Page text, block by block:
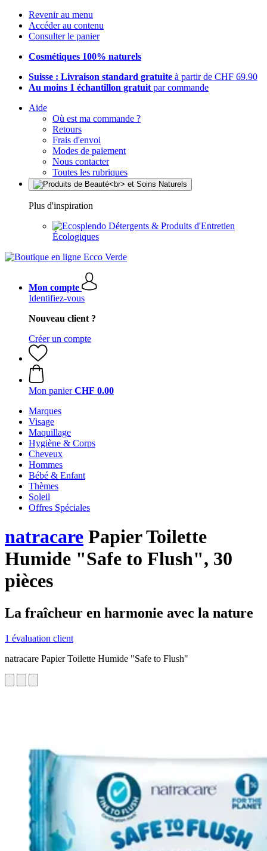
Revenir au menu
Accéder au contenu
Consulter le panier
Cosmétiques 100% naturels
Suisse : Livraison standard gratuite à partir de CHF 69.90
Au moins 1 échantillon gratuit par commande
Aide
Où est ma commande ?
Retours
Frais d'envoi
Modes de paiement
Nous contacter
Toutes les rubriques
Plus d'inspiration
Détergents & Produits d'Entretien
Écologiques
Mon compte
Identifiez-vous
Nouveau client ?
Créer un compte
Mon panier CHF 0.00
Marques
Visage
Maquillage
Hygiène & Corps
Cheveux
Hommes
Bébé & Enfant
Thèmes
Soleil
Offres Spéciales
natracare Papier Toilette
Humide "Safe to Flush", 30
pièces
La fraîcheur en harmonie avec la nature
1 évaluation client
natracare Papier Toilette Humide "Safe to Flush"